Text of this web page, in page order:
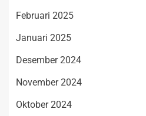
Februari 2025
Januari 2025
Desember 2024
November 2024
Oktober 2024